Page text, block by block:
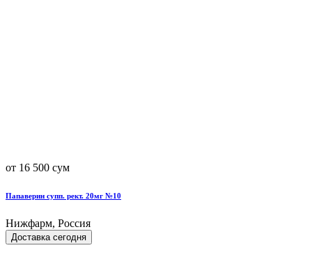
от 16 500 сум
Папаверин супп. рект. 20мг №10
Нижфарм, Россия
Доставка сегодня